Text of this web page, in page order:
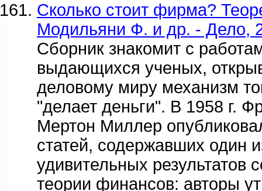
Сколько стоит фирма?
Модильяни Ф. и др. - Дело,
Сборник знакомит с
выдающихся ученых,
деловому миру механизм
"делает деньги". В 1958 г.
Мертон Миллер
статей, содержавших один
удивительных результатов
теории финансов: авторы